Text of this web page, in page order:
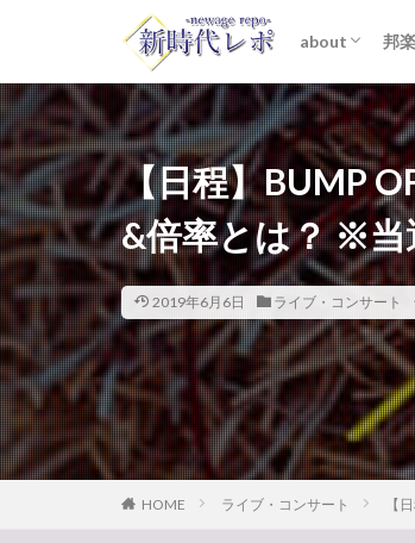
about
ライター紹介
プライバシー
免責事項
邦楽
女
K-
洋
【日程】BUMP
&倍率とは？ ※当
2019年6月6日 ライブ・コンサート
HOME ライブ・コンサート 【